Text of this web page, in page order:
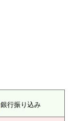
銀行振り込み